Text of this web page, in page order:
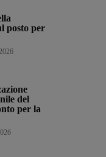
posto per
del
per la